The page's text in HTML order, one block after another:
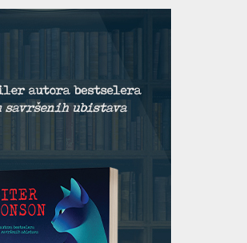
propuštaju u Beogradu